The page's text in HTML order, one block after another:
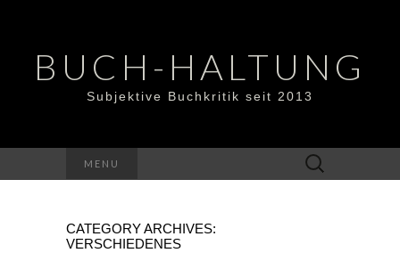
BUCH-HALTUNG
Subjektive Buchkritik seit 2013
MENU
Suchen
nach:
CATEGORY ARCHIVES:
VERSCHIEDENES